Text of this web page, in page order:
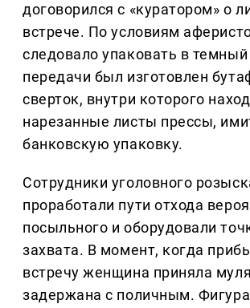
договорился с «куратором» о
встрече. По условиям
следовало упаковать в
передачи был изготовлен
сверток, внутри которого
нарезанные листы прессы,
банковскую упаковку.
Сотрудники уголовного
проработали пути отхода
посыльного и оборудовали
захвата. В момент, когда
встречу женщина приняла
задержана с поличным.